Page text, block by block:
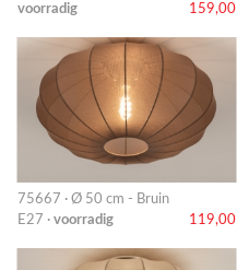
voorradig
159,00
75667 · Ø 50 cm - Bruin
E27 · voorradig 119,00